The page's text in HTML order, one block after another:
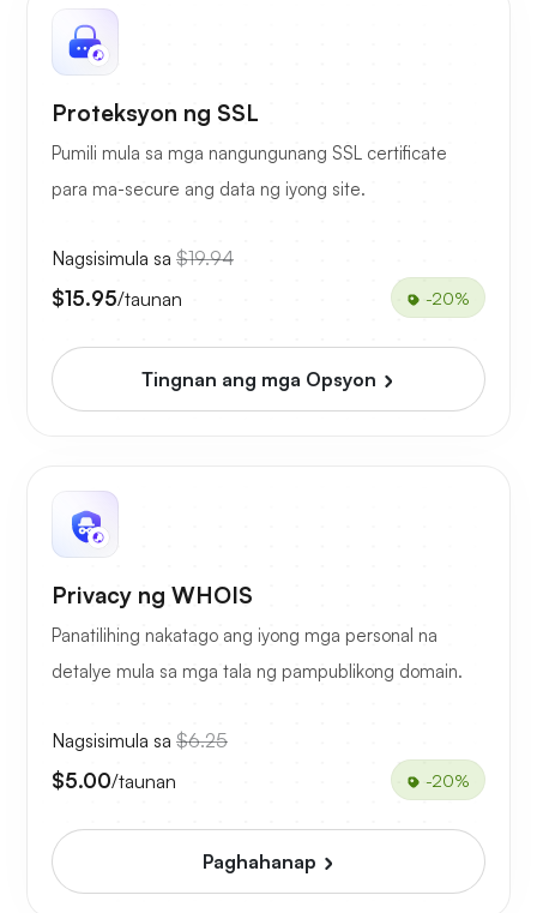
Proteksyon ng SSL
Pumili mula sa mga nangungunang SSL certificate
para ma-secure ang data ng iyong site.
Nagsisimula sa $19.94
$15.95/taunan -20%
Tingnan ang mga Opsyon
Privacy ng WHOIS
Panatilihing nakatago ang iyong mga personal na
detalye mula sa mga tala ng pampublikong domain.
Nagsisimula sa $6.25
$5.00/taunan -20%
Paghahanap